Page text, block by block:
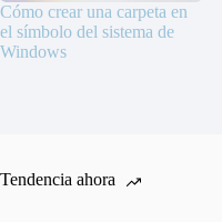
Cómo crear una carpeta en
el símbolo del sistema de
Windows
Tendencia ahora